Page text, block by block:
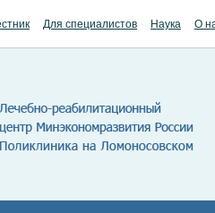
Для специалистов Наука О